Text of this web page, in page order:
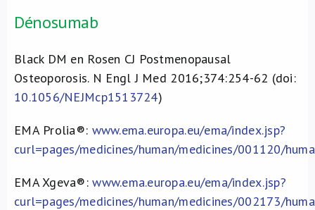
Dénosumab
Black DM en Rosen CJ Postmenopausal
Osteoporosis. N Engl J Med 2016;374:254-62 (doi:
10.1056/NEJMcp1513724)
EMA Prolia®: www.ema.europa.eu/ema/index.jsp?
curl=pages/medicines/human/medicines/001120/
EMA Xgeva®:www.ema.europa.eu/ema/index.jsp?
curl=pages/medicines/human/medicines/002173/